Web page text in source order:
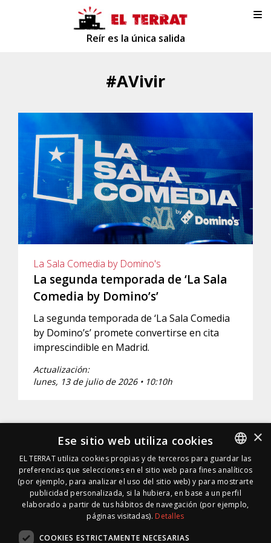
Reír es la única salida
#AVivir
La Sala Comedia by Domino's
La segunda temporada de ‘La Sala
Comedia by Domino’s’
La segunda temporada de ‘La Sala Comedia
by Domino’s’ promete convertirse en cita
imprescindible en Madrid.
Actualización:
lunes, 13 de julio de 2026 • 10:10h
SPANISH
SPANISH
×
Ese sitio web utiliza cookies
EL TERRAT utiliza cookies propias y de terceros para guardar las
preferencias que selecciones en el sitio web para fines analíticos
(por ejemplo, para analizar el uso del sitio web) y para mostrarte
publicidad personalizada, si la hubiera, en base a un perfil
elaborado a partir de tus hábitos de navegación (por ejemplo,
páginas visitadas). Detalles
COOKIES ESTRICTAMENTE NECESARIAS